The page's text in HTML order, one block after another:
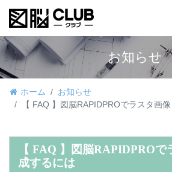
お知らせ
ホーム
お知らせ
【 FAQ 】図脳RAPIDPROでラスタ画
【 FAQ 】図脳RAPIDPRO
成するには